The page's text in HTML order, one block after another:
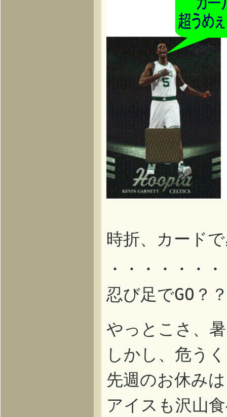
時折、カード
・・・・・・
忍び足でGO？
やっとこさ、
しかし、危う
先週のお休み
アイスも沢山